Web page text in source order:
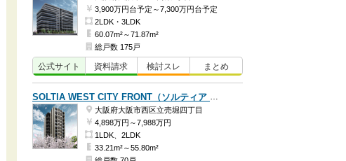
3,900万円台予定～7,300万円台予定
2LDK・3LDK
60.07m²～71.87m²
総戸数 175戸
公式サイト 資料請求 検討スレ まとめ
SOLTIA WEST CITY FRONT（ソルティア ウエストシティ フロント）
大阪府大阪市西区立売堀四丁目
4,898万円～7,988万円
1LDK、2LDK
33.21m²～55.80m²